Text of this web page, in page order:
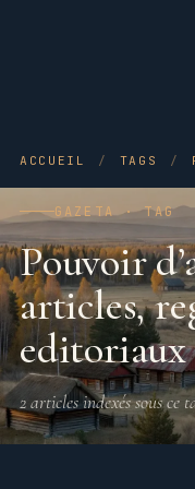
ACCUEIL / TAGS /
GAZETA · TAG
Pouvoir
articles,
editoriaux
2 articles indexés sous ce